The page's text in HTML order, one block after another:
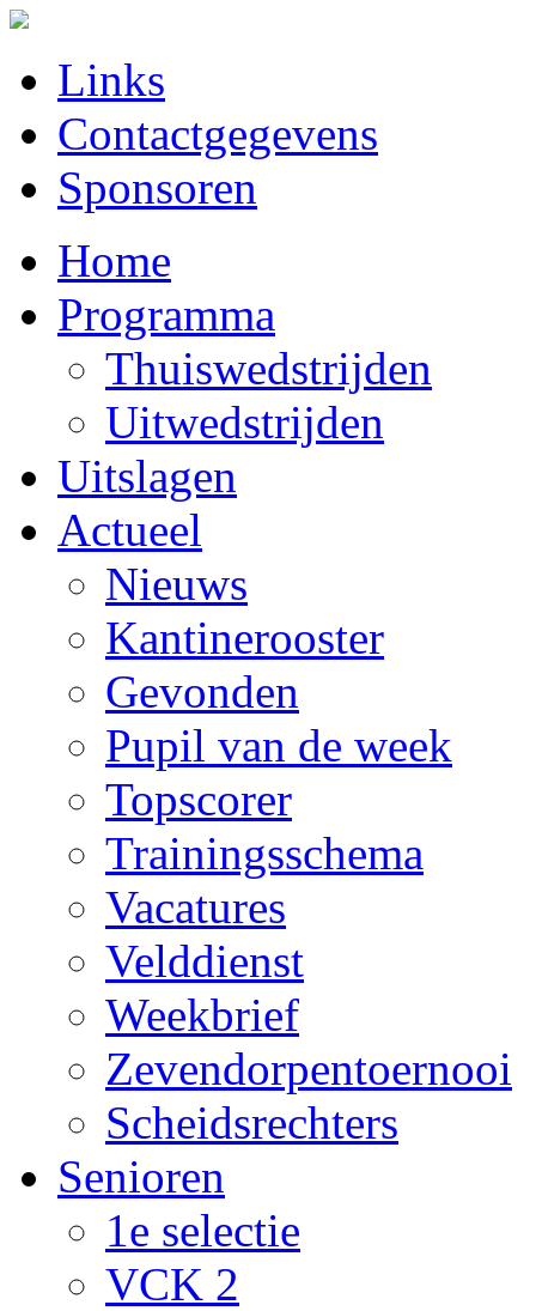
Links
Contactgegevens
Sponsoren
Home
Programma
Thuiswedstrijden
Uitwedstrijden
Uitslagen
Actueel
Nieuws
Kantinerooster
Gevonden
Pupil van de week
Topscorer
Trainingsschema
Vacatures
Velddienst
Weekbrief
Zevendorpentoernooi
Scheidsrechters
Senioren
1e selectie
VCK 2